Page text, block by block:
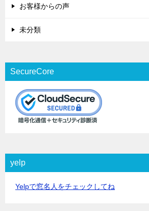
お客様からの声
未分類
SecureCore
yelp
Yelpで窓名人をチェックしてね